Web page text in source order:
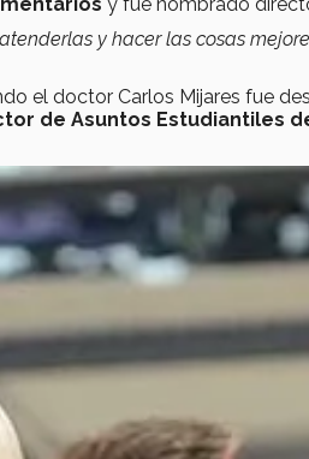
y hacer las cosas
el doctor Carlos Mijares fue
de Asuntos Estudiantiles